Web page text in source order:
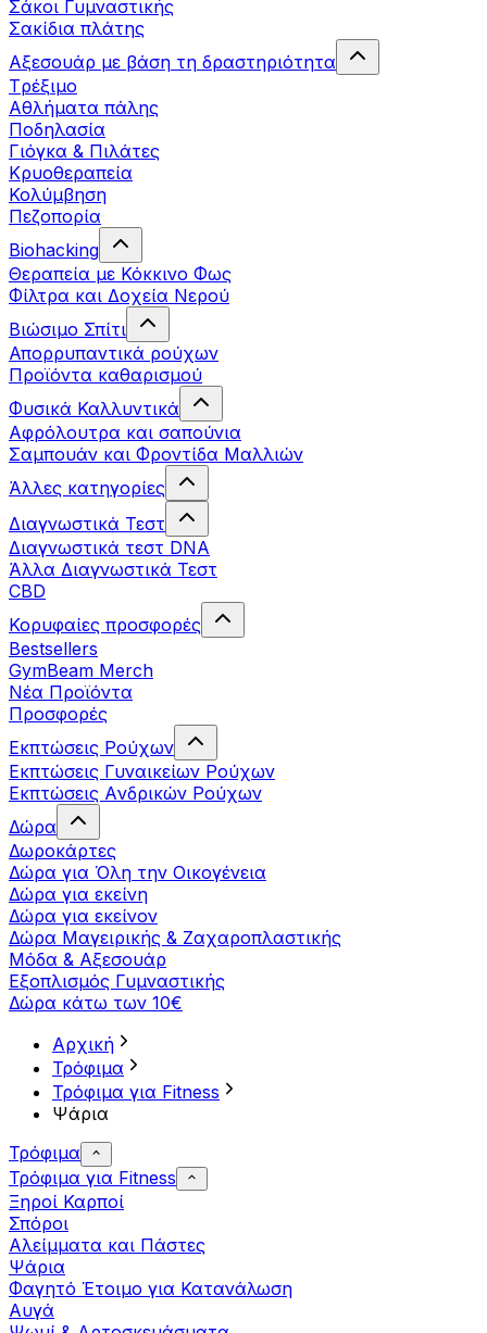
Σάκοι Γυμναστικής
Σακίδια πλάτης
Αξεσουάρ με βάση τη δραστηριότητα
Tρέξιμο
Αθλήματα πάλης
Ποδηλασία
Γιόγκα & Πιλάτες
Κρυοθεραπεία
Κολύμβηση
Πεζοπορία
Biohacking
Θεραπεία με Κόκκινο Φως
Φίλτρα και Δοχεία Νερού
Βιώσιμο Σπίτι
Απορρυπαντικά ρούχων
Προϊόντα καθαρισμού
Φυσικά Καλλυντικά
Αφρόλουτρα και σαπούνια
Σαμπουάν και Φροντίδα Μαλλιών
Άλλες κατηγορίες
Διαγνωστικά Τεστ
Διαγνωστικά τεστ DNA
Άλλα Διαγνωστικά Τεστ
CBD
Κορυφαίες προσφορές
Bestsellers
GymBeam Merch
Νέα Προϊόντα
Προσφορές
Εκπτώσεις Ρούχων
Εκπτώσεις Γυναικείων Ρούχων
Εκπτώσεις Aνδρικών Ρούχων
Δώρα
Δωροκάρτες
Δώρα για Όλη την Οικογένεια
Δώρα για εκείνη
Δώρα για εκείνον
Δώρα Μαγειρικής & Ζαχαροπλαστικής
Μόδα & Αξεσουάρ
Εξοπλισμός Γυμναστικής
Δώρα κάτω των 10€
Αρχική
Τρόφιμα
Τρόφιμα για Fitness
Ψάρια
Τρόφιμα
Τρόφιμα για Fitness
Ξηροί Καρποί
Σπόροι
Αλείμματα και Πάστες
Ψάρια
Φαγητό Έτοιμο για Κατανάλωση
Αυγά